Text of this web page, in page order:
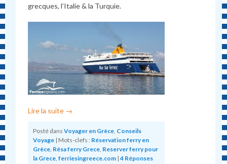
grecques, l’Italie & la Turquie.
Lire la suite →
Posté dans Voyager en Grèce, Conseils
Voyage | Mots-clefs : Réservation ferry en
Grèce, Résa ferry Grece, Reserver ferry pour
la Grece,ferriesingreece.com |4 Réponses